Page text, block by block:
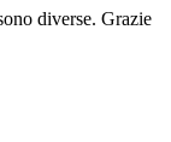
diverse. Grazie